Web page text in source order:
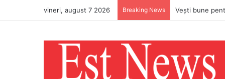
vineri, august 7 2026 Breaking News